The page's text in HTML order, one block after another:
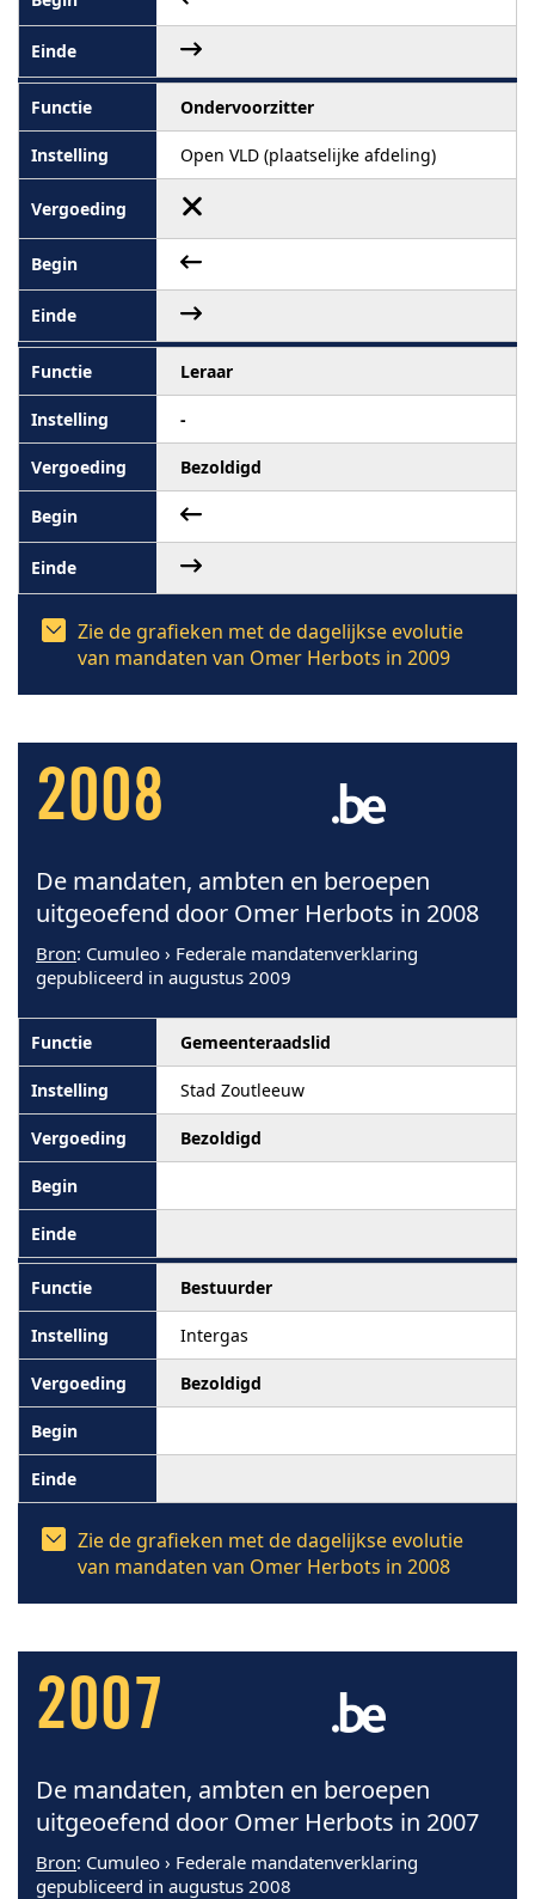
Ondervoorzitter
Open VLD (plaatselijke afdeling)
Leraar
-
Bezoldigd
Zie de grafieken met de dagelijkse evolutie
van mandaten van Omer Herbots in 2009
2008
De mandaten, ambten en beroepen
uitgeoefend door Omer Herbots in 2008
Bron: Cumuleo › Federale mandatenverklaring
gepubliceerd in augustus 2009
Gemeenteraadslid
Stad Zoutleeuw
Bezoldigd
Bestuurder
Intergas
Bezoldigd
Zie de grafieken met de dagelijkse evolutie
van mandaten van Omer Herbots in 2008
2007
De mandaten, ambten en beroepen
uitgeoefend door Omer Herbots in 2007
Bron: Cumuleo › Federale mandatenverklaring
gepubliceerd in augustus 2008